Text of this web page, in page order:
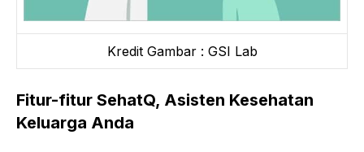
Kredit Gambar : GSI Lab
Fitur-fitur SehatQ, Asisten Kesehatan
Keluarga Anda